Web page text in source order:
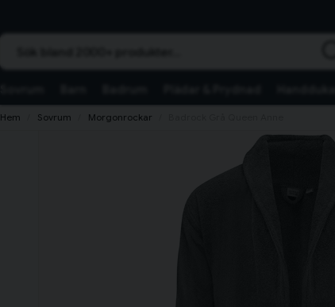
Hem Sovrum Morgonrockar